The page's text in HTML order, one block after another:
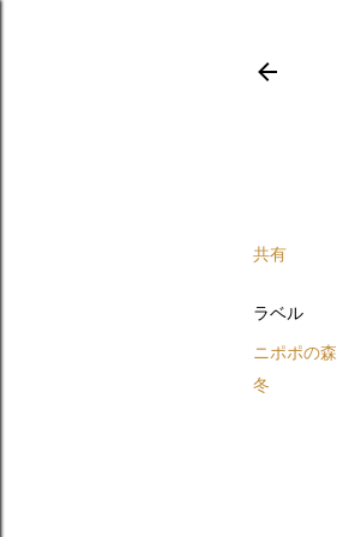
共有
ラベル
ニポポの森
冬